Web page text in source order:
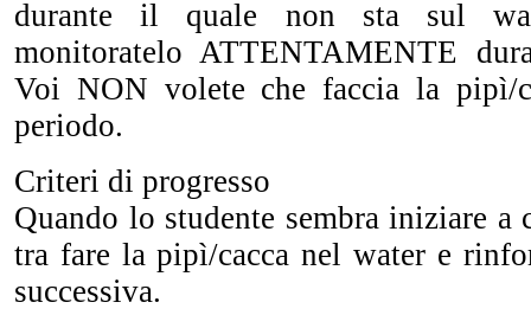
durante il quale non sta sul
monitoratelo ATTENTAMENTE
Voi NON volete che faccia la pipì/
periodo.
Criteri di progresso
Quando lo studente sembra iniziare a
tra fare la pipì/cacca nel water e
successiva.